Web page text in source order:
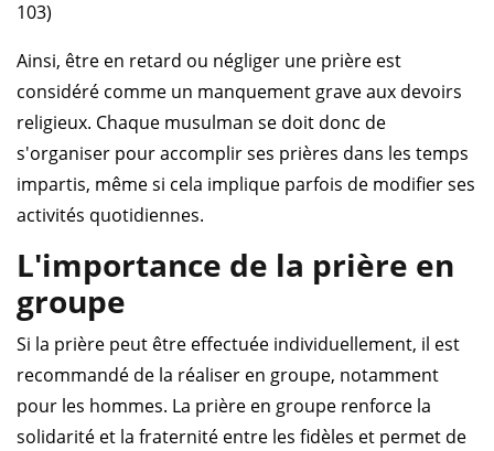
103)
Ainsi, être en retard ou négliger une prière est
considéré comme un manquement grave aux devoirs
religieux. Chaque musulman se doit donc de
s'organiser pour accomplir ses prières dans les temps
impartis, même si cela implique parfois de modifier ses
activités quotidiennes.
L'importance de la prière en
groupe
Si la prière peut être effectuée individuellement, il est
recommandé de la réaliser en groupe, notamment
pour les hommes. La prière en groupe renforce la
solidarité et la fraternité entre les fidèles et permet de